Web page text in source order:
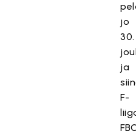
jo
30.
ja
F-